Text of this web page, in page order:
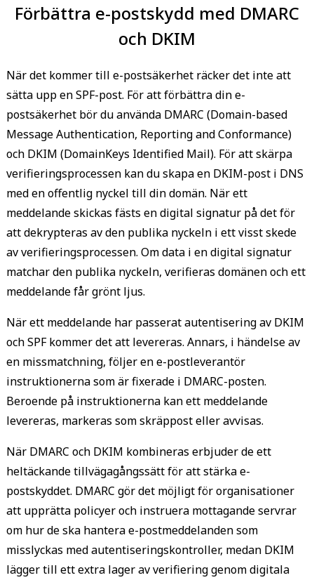
IP address
Förbättra e-postskydd med DMARC
och DKIM
När det kommer till e-postsäkerhet räcker det inte att
sätta upp en SPF-post. För att förbättra din e-
postsäkerhet bör du använda DMARC (Domain-based
Message Authentication, Reporting and Conformance)
och DKIM (DomainKeys Identified Mail). För att skärpa
verifieringsprocessen kan du skapa en DKIM-post i DNS
med en offentlig nyckel till din domän. När ett
meddelande skickas fästs en digital signatur på det för
att dekrypteras av den publika nyckeln i ett visst skede
av verifieringsprocessen. Om data i en digital signatur
matchar den publika nyckeln, verifieras domänen och ett
meddelande får grönt ljus.
När ett meddelande har passerat autentisering av DKIM
och SPF kommer det att levereras. Annars, i händelse av
en missmatchning, följer en e-postleverantör
instruktionerna som är fixerade i DMARC-posten.
Beroende på instruktionerna kan ett meddelande
levereras, markeras som skräppost eller avvisas.
När DMARC och DKIM kombineras erbjuder de ett
heltäckande tillvägagångssätt för att stärka e-
postskyddet. DMARC gör det möjligt för organisationer
att upprätta policyer och instruera mottagande servrar
om hur de ska hantera e-postmeddelanden som
misslyckas med autentiseringskontroller, medan DKIM
lägger till ett extra lager av verifiering genom digitala